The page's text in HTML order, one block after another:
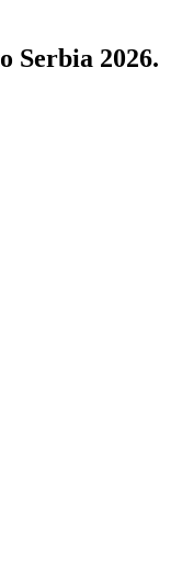
Serbia 2026.